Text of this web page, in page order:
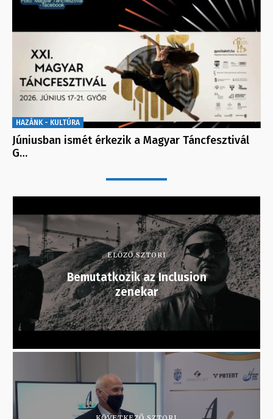
HAZÁNK - KULTÚRA
Júniusban ismét érkezik a Magyar Táncfesztivál
G…
ELŐZŐ SZTORI
Bemutatkozik az Inclusion
zenekar